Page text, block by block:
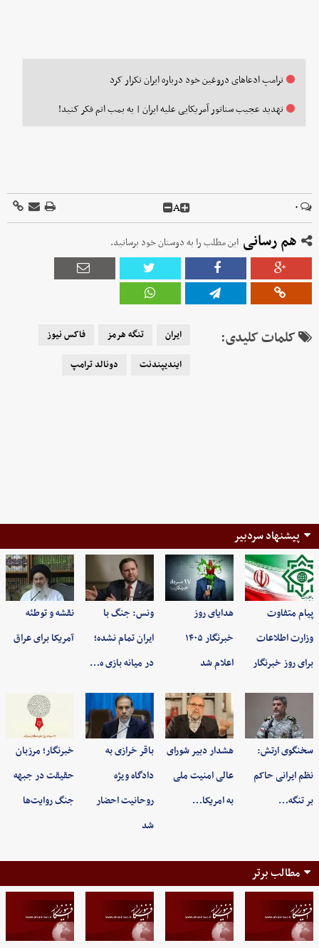
ترامپ ادعاهای دروغین خود درباره ایران تکرار کرد
تهدید عجیب سناتور آمریکایی علیه ایران | به بمب اتم فکر کنید!
۰ A
هم رسانی این مطلب را به دوستان خود برسانید.
کلمات کلیدی: ایران تنگه هرمز
فاکس نیوز
ایندیپندنت
دونالد ترامپ
پیشنهاد سردبیر
پیام متفاوت
وزارت اطلاعات
برای روز خبرنگار
هدایای روز
خبرنگار ۱۴۰۵
اعلام شد
ونس: جنگ با
ایران تمام نشده؛
در میانه بازی ه…
نقشه و توطئه
آمریکا برای عراق
سخنگوی ارتش:
نظم ایرانی حاکم
بر تنگه…
هشدار دبیر شورای
عالی امنیت ملی
به امریکا…
باقر خرازی به
دادگاه ویژه
روحانیت احضار
شد
خبرنگار؛ مرزبان
حقیقت در جبهه
جنگ روایت‌ها
مطالب برتر